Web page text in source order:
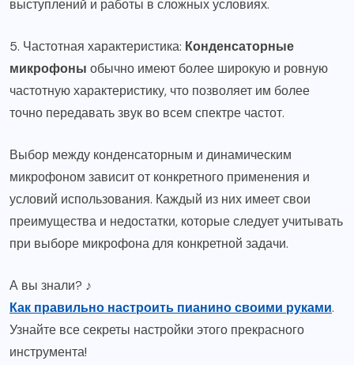
выступлений и работы в сложных условиях.
5. Частотная характеристика: Конденсаторные
микрофоны обычно имеют более широкую и ровную
частотную характеристику, что позволяет им более
точно передавать звук во всем спектре частот.
Выбор между конденсаторным и динамическим
микрофоном зависит от конкретного применения и
условий использования. Каждый из них имеет свои
преимущества и недостатки, которые следует учитывать
при выборе микрофона для конкретной задачи.
А вы знали? ♪
Как правильно настроить пианино своими руками.
Узнайте все секреты настройки этого прекрасного
инструмента!